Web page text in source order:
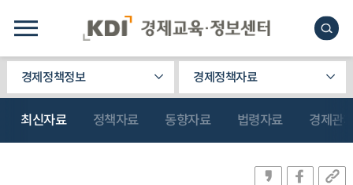
경제정책정보 경제정책자료
최신자료 정책자료 동향자료 법령자료 경제관